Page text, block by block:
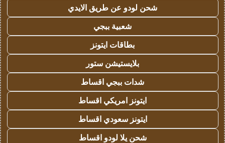
شحن لودو عن طريق الايدي
شعبية ببجي
بطاقات ايتونز
بلايستيشن ستور
شدات ببجي اقساط
ايتونز امريكي اقساط
ايتونز سعودي اقساط
شحن يلا لودو اقساط